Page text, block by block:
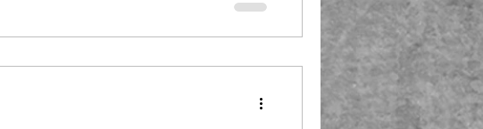
harganya masuk akal. Banyak produk di
di awal, tapi cepat rusak setelah